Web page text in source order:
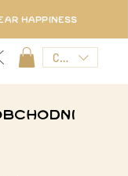
HAPPINESS
CZK (Kč)